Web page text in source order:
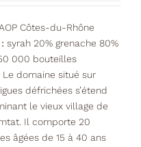
Côtes-du-Rhône
syrah 20% grenache 80%
000 bouteilles
Le domaine situé sur
défrichées s’étend
le vieux village de
Il comporte 20
âgées de 15 à 40 ans